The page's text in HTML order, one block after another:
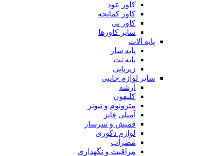
کاور عود
کاور کمانچه
کاور نی
سایر کاورها
پایه آلات
پایه ساز
پایه نت
زیرپایی
سایر لوازم جانبی
آرشه
کلیفون
مترونوم و تیونر
آمپلی فایر
قمیش و سرساز
لوازم دکوری
مضراب
مراقبت و نگهداری